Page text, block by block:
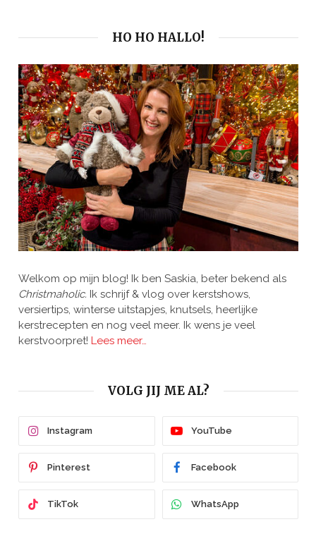
HO HO HALLO!
Welkom op mijn blog! Ik ben Saskia, beter bekend als
Christmaholic. Ik schrijf & vlog over kerstshows,
versiertips, winterse uitstapjes, knutsels, heerlijke
kerstrecepten en nog veel meer. Ik wens je veel
kerstvoorpret! Lees meer…
VOLG JIJ ME AL?
Instagram YouTube
Pinterest Facebook
TikTok WhatsApp